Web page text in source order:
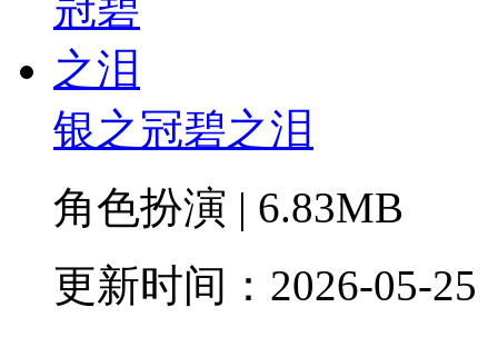
银之冠碧之泪
角色扮演 | 6.83MB
更新时间：2026-05-25